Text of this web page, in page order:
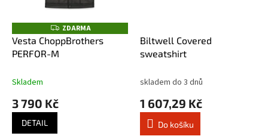
Z
D
A
ZDARMA
Vesta ChoppBrothers
PERFOR-M
Skladem
3 790 Kč
DETAIL
Biltwell Covered
sweatshirt
skladem do 3 dnů
1 607,29 Kč
Do košíku